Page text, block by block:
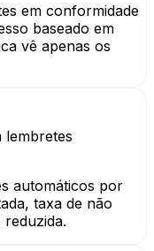
em conformidade
baseado em
vê apenas os
lembretes
automáticos por
taxa de não